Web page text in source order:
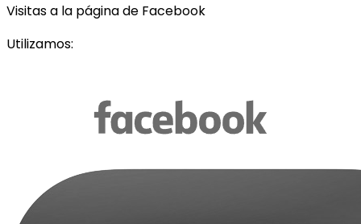
Visitas a la página de Facebook
Utilizamos: